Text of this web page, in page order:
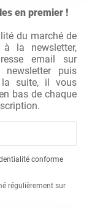
en premier !
du marché de
la newsletter,
email sur
newsletter puis
la suite, il vous
bas de chaque
conforme
régulièrement sur